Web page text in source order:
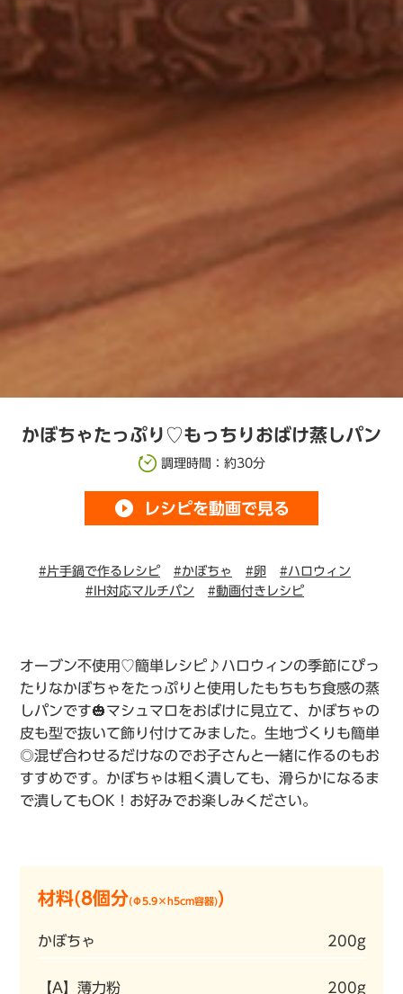
かぼちゃたっぷり♡もっちりおばけ蒸しパン
調理時間：約30分
play_circle_filled レシピを動画で見る
#片手鍋で作るレシピ #かぼちゃ #卵
#ハロウィン
#IH対応マルチパン
#動画付きレシピ
オーブン不使用♡簡単レシピ♪ハロウィンの季節にぴっ
たりなかぼちゃをたっぷりと使用したもちもち食感の蒸
しパンです🎃マシュマロをおばけに見立て、かぼちゃの
皮も型で抜いて飾り付けてみました。生地づくりも簡単
◎混ぜ合わせるだけなのでお子さんと一緒に作るのもお
すすめです。かぼちゃは粗く潰しても、滑らかになるま
で潰してもOK！お好みでお楽しみください。
材料(8個分(Φ5.9×h5cm容器))
かぼちゃ 200g
【A】薄力粉 200g